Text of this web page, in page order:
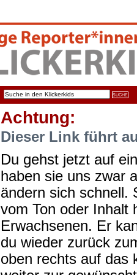
Achtung:
Dieser Link führt
Du gehst jetzt auf
haben sie uns zwar
ändern sich schnell.
vom Ton oder Inhalt
Erwachsenen. Er
du wieder zurück
oben rechts auf das